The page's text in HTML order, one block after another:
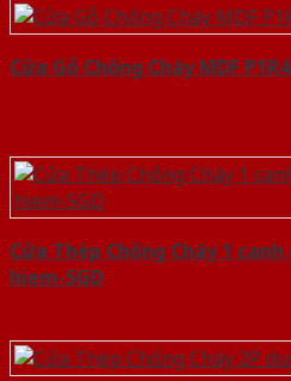
Cửa Gỗ Chống Cháy MDF
Cửa Thép Chống Cháy 1
hiem-SGD